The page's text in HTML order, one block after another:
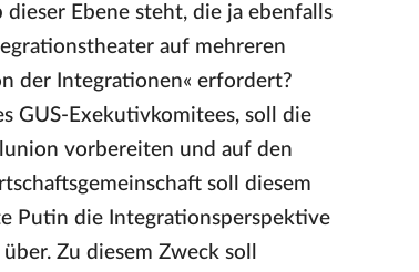
Ebene steht, die ja ebenfalls
auf mehreren
der Integrationen« erfordert?
GUS-Exekutivkomitees, soll die
vorbereiten und auf den
soll diesem
Putin die Integrationsperspektive
Zu diesem Zweck soll